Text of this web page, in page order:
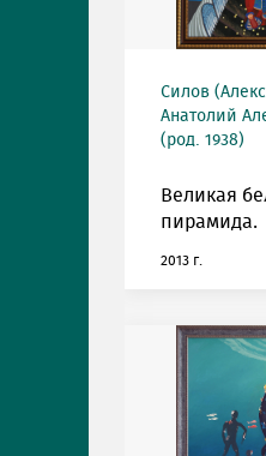
Силов
Анатолий
(род. 1938)
Великая
пирамида.
2013 г.